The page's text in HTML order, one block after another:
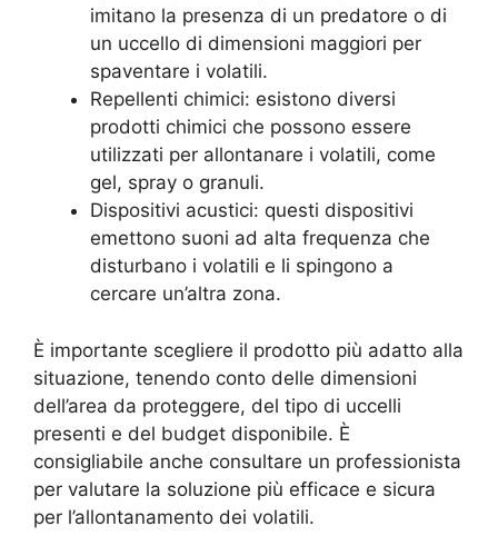
imitano la presenza di un predatore o di
un uccello di dimensioni maggiori per
spaventare i volatili.
Repellenti chimici: esistono diversi
prodotti chimici che possono essere
utilizzati per allontanare i volatili, come
gel, spray o granuli.
Dispositivi acustici: questi dispositivi
emettono suoni ad alta frequenza che
disturbano i volatili e li spingono a
cercare un’altra zona.
È importante scegliere il prodotto più adatto alla
situazione, tenendo conto delle dimensioni
dell’area da proteggere, del tipo di uccelli
presenti e del budget disponibile. È
consigliabile anche consultare un professionista
per valutare la soluzione più efficace e sicura
per l’allontanamento dei volatili.